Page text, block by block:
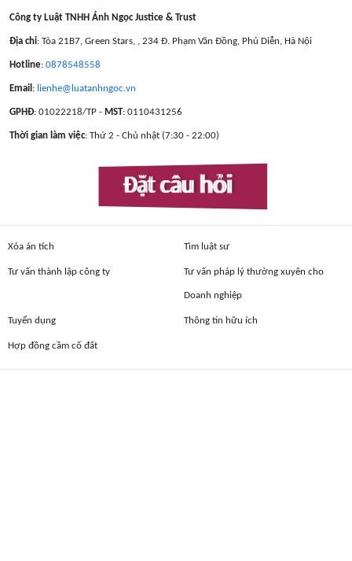
Công ty Luật TNHH Ánh Ngọc Justice & Trust
Địa chỉ: Tòa 21B7, Green Stars, , 234 Đ. Phạm Văn Đồng, Phú Diễn, Hà Nội
Hotline: 0878548558
Email : lienhe@luatanhngoc.vn
GPHĐ: 01022218/TP - MST: 0110431256
Thời gian làm việc: Thứ 2 - Chủ nhật (7:30 - 22:00)
Đặt câu hỏi
Xóa án tích Tìm luật sư
Tư vấn thành lập công ty Tư vấn pháp lý thường xuyên cho
Doanh nghiệp
Tuyển dụng Thông tin hữu ích
Hợp đồng cầm cố đất